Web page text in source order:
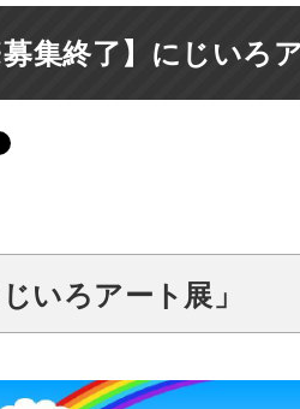
募集終了】にじいろ
じいろアート展」